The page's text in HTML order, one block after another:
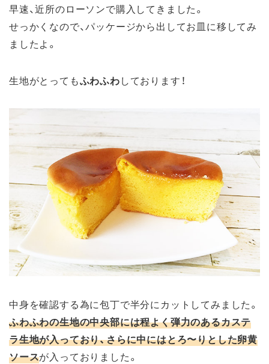
早速、近所のローソンで購入してきました。
せっかくなので、パッケージから出してお皿に移してみ
ましたよ。
生地がとってもふわふわしております！
中身を確認する為に包丁で半分にカットしてみました。
ふわふわの生地の中央部には程よく弾力のあるカステ
ラ生地が入っており、さらに中にはとろ〜りとした卵黄
ソースが入っておりました。